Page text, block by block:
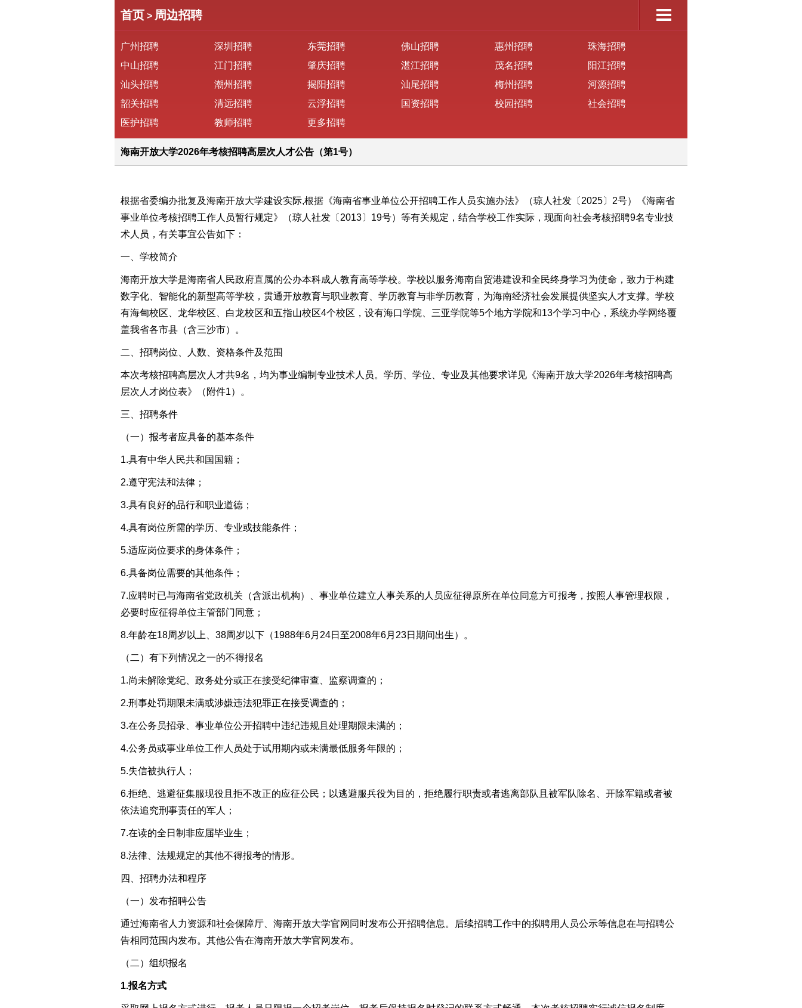
首页 > 周边招聘
广州招聘 深圳招聘 东莞招聘 佛山招聘 惠州招聘
珠海招聘
中山招聘
江门招聘 肇庆招聘 湛江招聘 茂名招聘
阳江招聘
汕头招聘
潮州招聘 揭阳招聘 汕尾招聘 梅州招聘
河源招聘
韶关招聘
清远招聘 云浮招聘 国资招聘 校园招聘
社会招聘
医护招聘
教师招聘 更多招聘
海南开放大学2026年考核招聘高层次人才公告（第1号）
根据省委编办批复及海南开放大学建设实际,根据 《海南省事业单位公开招聘工作人员实施办法》（琼人社发〔2025〕 2号）
《海南省
事业单位考核招聘工作人员暂行规定》（琼人社发〔2013〕19号） 等有关规定 ，结合学校工作实际， 现面向社会考核招聘9名专业技
术人员，有关事宜公告如下：
一、学校简介
海南开放大学是海南省人民政府直属的公办本科成人教育高等学校。学校以服务海南自贸港建设和全民终身学习为使命，致力于构建
数字化、智能化的新型高等学校，贯通开放教育与职业教育、学历教育与非学历教育，为海南经济社会发展提供坚实人才支撑。学校
有海甸校区、龙华校区、白龙校区和五指山校区4个校区，设有海口学院、三亚学院等5个地方学院和13个学习中心，系统办学网络覆
盖我省各市县（含三沙市）。
二 、招聘岗位 人数 资格条件及范围
本次考核招聘高层次人才共9名， 均为事业编制 专业技术人员。 学历、学位、专业及其他要求详见 《海南开放大学2026年考核招聘高
层次人才岗位表》（附件1） 。
三 招聘条件
（一） 报考者应具备的基本条件
1.具有中华人民共和国国籍；
2.遵守宪法和法律；
3.具有良好的品行和职业道德；
4.具有岗位所需的学历、 专业或技能条件 ；
5.适应岗位要求的身体条件 ；
6.具备岗位需要的其他条件；
7.应聘时已与海南省党政机关（含派出机构）、事业单位建立人事关系的人员应征得原所在单位同意方可报考，按照人事管理权限，
必要时应征得单位主管部门同意 ；
8.年龄在18周岁以上、38周岁以下（1988年6月 24日至2008年6月 23日期间出生）。
（ 二 ）有下列情况之一的不得报名
1.尚未解除党纪、政务处分或正在接受纪律审查、监察调查的；
2.刑事处罚期限未满或涉嫌违法犯罪正在接受调查的；
3.在公务员招录、事业单位公开招聘中违纪违规且处理期限未满的；
4.公务员或事业单位工作人员处于试用期内或未满最低服务年限的；
5.失信被执行人；
6.拒绝、逃避征集服现役且拒不改正的应征公民；以逃避服兵役为目的，拒绝履行职责或者逃离部队且被军队除名、开除军籍或者被
依法追究刑事责任的军人；
7.在读的全日制非应届毕业生；
8.法律、法规规定的其他不得报考的情形。
四 招聘办法和程序
（一）发布招聘公告
通过海南省人力资源和社会保障厅、 海南开放大学官网 同时发布公开招聘信息。 后续招聘工作中的拟聘用人员公示等信息在与招聘公
告相同范围内发布。其他公告在海南开放大学官网发布。
（二） 组织报名
1.报名方式